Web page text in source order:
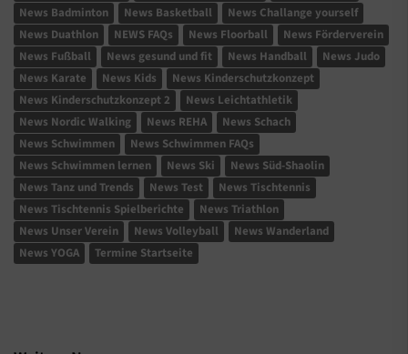
News Badminton
News Basketball
News Challange yourself
News Duathlon
NEWS FAQs News Floorball
News Förderverein
News Fußball
News gesund und fit News Handball
News Judo
News Karate
News Kids
News Kinderschutzkonzept
News Kinderschutzkonzept 2
News Leichtathletik
News Nordic Walking
News REHA
News Schach
News Schwimmen
News Schwimmen FAQs
News Schwimmen lernen
News Ski
News Süd-Shaolin
News Tanz und Trends
News Test
News Tischtennis
News Tischtennis Spielberichte
News Triathlon
News Unser Verein
News Volleyball
News Wanderland
News YOGA
Termine Startseite